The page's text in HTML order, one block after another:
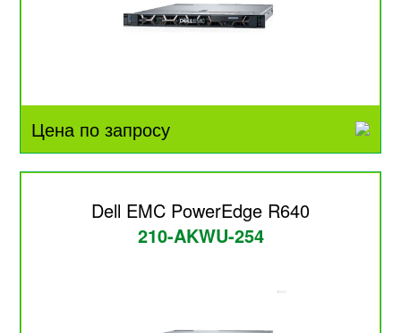
Цена по запросу
Dell EMC PowerEdge R640
210-AKWU-254